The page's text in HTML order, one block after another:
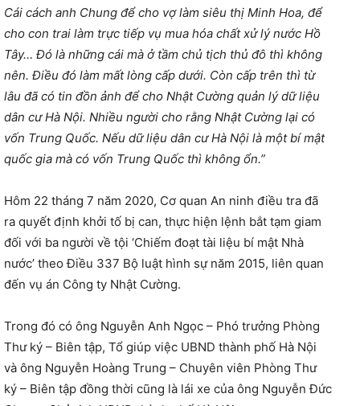
Cái cách anh Chung để cho vợ làm siêu thị Minh Hoa, để
cho con trai làm trực tiếp vụ mua hóa chất xử lý nước Hồ
Tây… Đó là những cái mà ở tầm chủ tịch thủ đô thì không
nên. Điều đó làm mất lòng cấp dưới. Còn cấp trên thì từ
lâu đã có tin đồn ảnh để cho Nhật Cường quản lý dữ liệu
dân cư Hà Nội. Nhiều người cho rằng Nhật Cường lại có
vốn Trung Quốc. Nếu dữ liệu dân cư Hà Nội là một bí mật
quốc gia mà có vốn Trung Quốc thì không ổn.”
Hôm 22 tháng 7 năm 2020, Cơ quan An ninh điều tra đã
ra quyết định khởi tố bị can, thực hiện lệnh bắt tạm giam
đối với ba người về tội ‘Chiếm đoạt tài liệu bí mật Nhà
nước’ theo Điều 337 Bộ luật hình sự năm 2015, liên quan
đến vụ án Công ty Nhật Cường.
Trong đó có ông Nguyễn Anh Ngọc – Phó trưởng Phòng
Thư ký – Biên tập, Tổ giúp việc UBND thành phố Hà Nội
và ông Nguyễn Hoàng Trung – Chuyên viên Phòng Thư
ký – Biên tập đồng thời cũng là lái xe của ông Nguyễn Đức